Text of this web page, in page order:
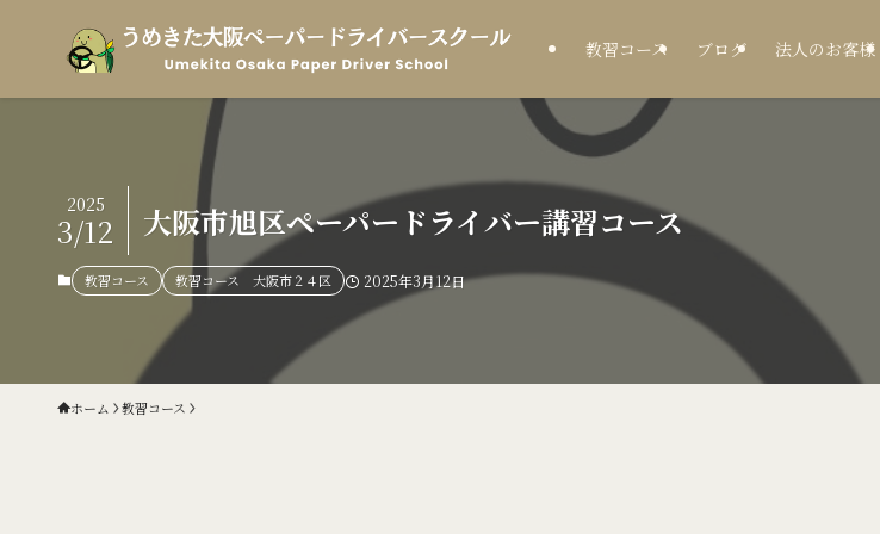
教習コース ブログ 法人のお客様
大阪市旭区ペーパードライバー講習コース
2025
3/12
教習コース 教習コース 大阪市２４区 2025年3月12日
ホーム 教習コース